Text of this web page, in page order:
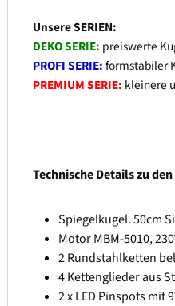
Unsere SERIEN:
DEKO SERIE: preiswerte
PROFI SERIE:formstabiler
PREMIUM SERIE: kleinere
Technische Details zu
Spiegelkugel. 50cm
Motor MBM-5010,
2 Rundstahlketten
4 Kettenglieder aus
2 x LED Pinspots mit